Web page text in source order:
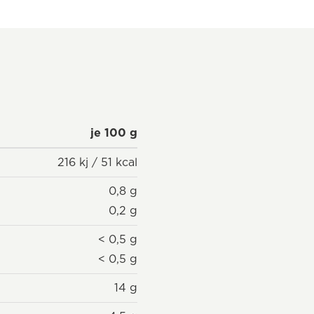
je 100 g
216 kj / 51 kcal
0,8 g
0,2 g
< 0,5 g
< 0,5 g
14 g